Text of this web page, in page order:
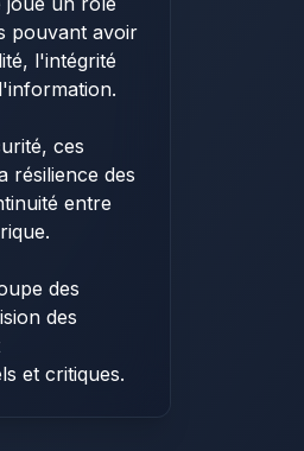
pouvant avoir
l'intégrité
ces
résilience des
entre
des
des
et critiques.